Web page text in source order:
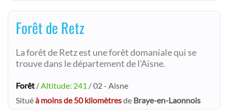
Forêt de Retz
La forêt de Retz est une forêt domaniale qui se
trouve dans le département de l'Aisne.
Forêt /Altitude: 241 / 02 - Aisne
Situéà moins de 50 kilomètresde Braye-en-Laonnois